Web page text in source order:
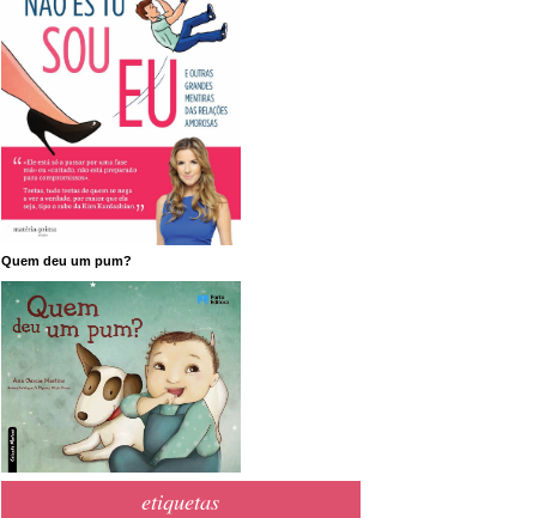
Quem deu um pum?
etiquetas